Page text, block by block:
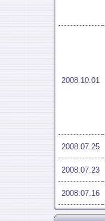
2008.10.01
2008.07.25
2008.07.23
2008.07.16